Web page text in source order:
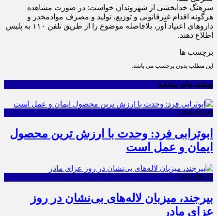
سرهنگ خدابخشی از شهروندان خواست: در صورت مشاهده
هرگونه اقدام غیرقانونی و توزیع، تولید و مصرف موادمخدر و
دارو‌های اعتیاد آور، بلافاصله موضوع را از طریق تلفن ۱۱۰ به پلیس
اطلاع دهند.
برچسب ها
این مطلب بدون برچسب می باشد.
نوشته های مشابه
1404-09-09
ابوترابی فرد: وحدت با ارزش ترین محصول
ایمان و عمل است
1404-09-03
بیرجند، میزبان لاله‌های بی‌نشان در روز
عزای مادر